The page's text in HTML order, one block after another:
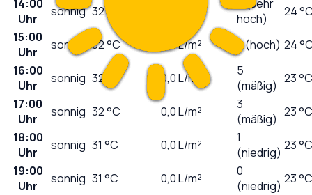
14:00
Uhr
sonnig 32°C
9 (sehr
hoch)
24
15:00
Uhr
sonnig 32°C 0,0L/m² 7 (hoch) 24
16:00
Uhr
sonnig 32 °C 0,0L/m²
5
(mäßig) 23 °C
17:00
Uhr
sonnig 32°C 0,0L/m²
3
(mäßig) 23 °C
18:00
Uhr
sonnig 31 °C 0,0L/m²
1
(niedrig) 23 °C
19:00
Uhr
sonnig 31 °C 0,0L/m²
0
(niedrig) 23 °C